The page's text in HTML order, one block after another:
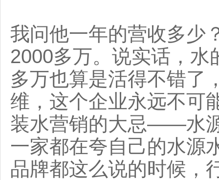
我问他一年的营收多少
2000多万。说实话，
多万也算是活得不错了
维，这个企业永远不可
装水营销的大忌——水
一家都在夸自己的水源
品牌都这么说的时候，